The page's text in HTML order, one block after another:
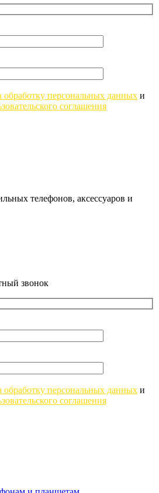
обработку персональных данных и
соглашения
телефонов, аксессуаров и
звонок
обработку персональных данных и
соглашения